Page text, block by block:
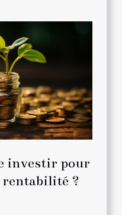
investir pour
rentabilité ?